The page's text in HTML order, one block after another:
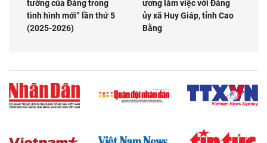
tưởng của Đảng trong
tình hình mới” lần thứ 5
(2025-2026)
ương làm việc với Đảng
ủy xã Huy Giáp, tỉnh Cao
Bằng